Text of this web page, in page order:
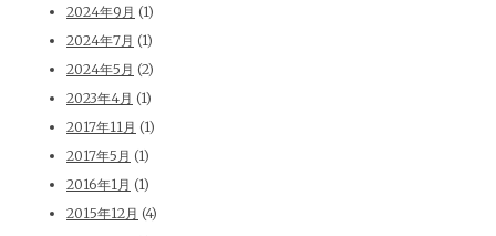
2024年9月 (1)
2024年7月 (1)
2024年5月 (2)
2023年4月 (1)
2017年11月 (1)
2017年5月 (1)
2016年1月 (1)
2015年12月 (4)